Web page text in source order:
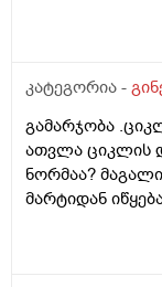
კატეგორია -
გამარჯობა
ათვლა ციკლის
ნორმაა?
მარტიდან